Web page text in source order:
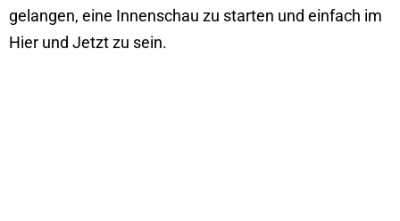
gelangen, eine Innenschau zu starten und einfach im
Hier und Jetzt zu sein.